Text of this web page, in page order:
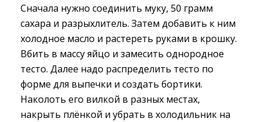
Сначала нужно соединить муку, 50 грамм
сахара и разрыхлитель. Затем добавить к ним
холодное масло и растереть руками в крошку.
Вбить в массу яйцо и замесить однородное
тесто. Далее надо распределить тесто по
форме для выпечки и создать бортики.
Наколоть его вилкой в разных местах,
накрыть плёнкой и убрать в холодильник на